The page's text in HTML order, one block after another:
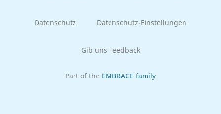
Datenschutz Datenschutz-Einstellungen
Gib uns Feedback
Part of the EMBRACE family